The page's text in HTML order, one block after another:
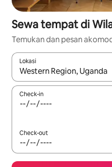
Sewa tempat di
Temukan dan pesan
Lokasi
Jika hasil yang dicari
Check-in
Check-out